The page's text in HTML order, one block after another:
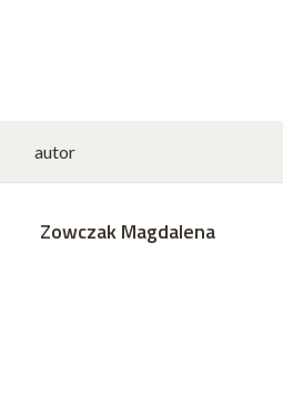
autor
Zowczak Magdalena